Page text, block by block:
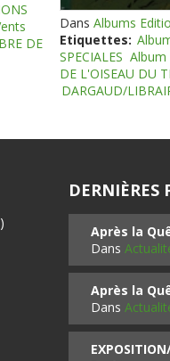
DE
Dans Albums
Etiquettes:
SPECIALES Album
DE L'OISEAU DU
DARGAUD/
)
DERNIÈRES
Après la
Dans
Après la
Dans